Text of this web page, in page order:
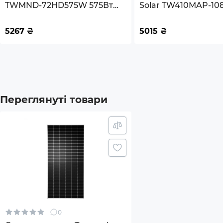
Кількість панелей в палеті
Гарантія
Гарантія на 90% вихідної потужності
Гарантія на 80% вихідної потужності
TWMND-72HD575W 575Вт
5267 ₴
Solar TW410MAP-
5015 ₴
Переглянуті товари
0